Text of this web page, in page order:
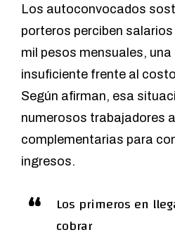
Los autoconvocados
porteros perciben
mil pesos mensuales,
insuficiente frente al
Según afirman, esa
numerosos trabajadores
complementarias para
ingresos.
Los primeros en
cobrar